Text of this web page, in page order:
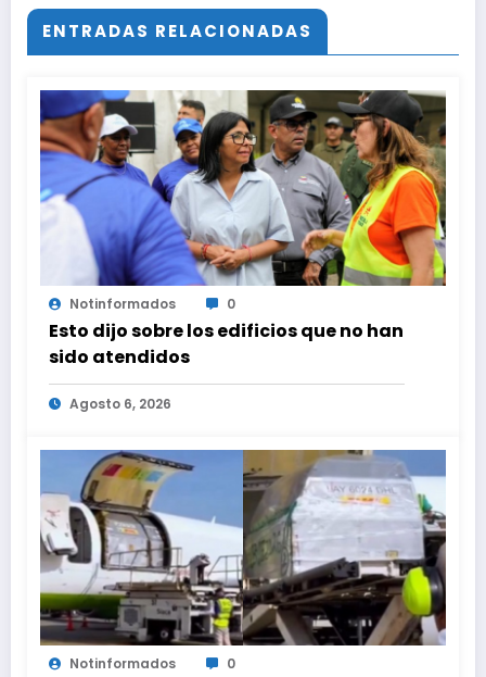
ENTRADAS RELACIONADAS
Notinformados 0
Esto dijo sobre los edificios que no han
sido atendidos
Agosto 6, 2026
Notinformados 0